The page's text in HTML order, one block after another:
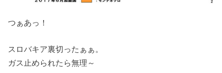
つぁあっ！
スロバキア裏切ったぁぁ。
ガス止められたら無理～